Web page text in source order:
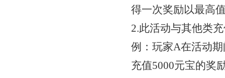
得一次奖励以最高
2.此活动与其他类
例：玩家A在活动
充值5000元宝的奖